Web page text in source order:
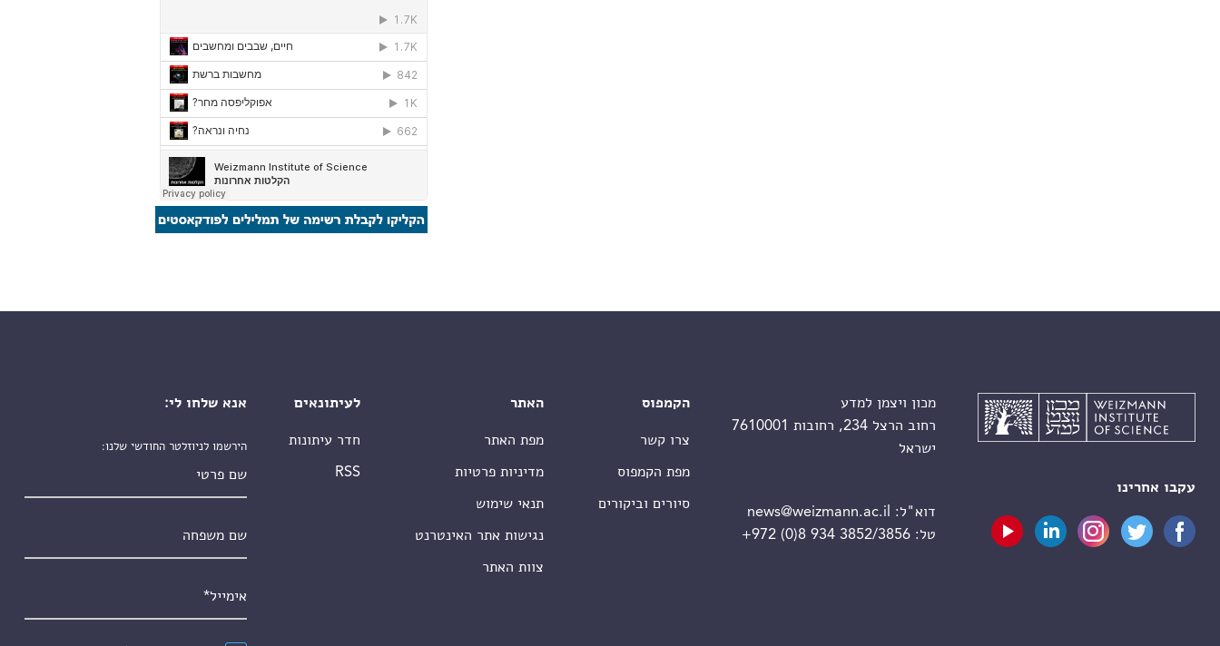
עקבו אחרינו
מכון ויצמן למדע
רחוב הרצל 234, רחובות 7610001
ישראל
דוא"ל:
news@weizmann.ac.il
טל:+972 (0)8 934 3852/3856
הקמפוס
צרו קשר
מפת הקמפוס
סיורים וביקורים
האתר
מפת האתר
מדיניות פרטיות
תנאי שימוש
נגישות אתר האינטרנט
צוות האתר
לעיתונאים
חדר עיתונות
RSS
אנא שלחו לי:
הירשמו לניוזלטר החודשי שלנו: